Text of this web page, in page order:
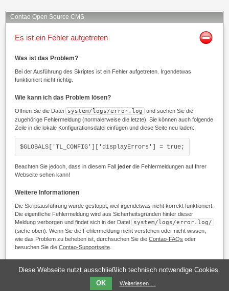
Kostenlose Beratung
Angebot per E-Mail
Diese Webseite nutzt ausschließlich technisch notwendige Cookies.
OK
Weiterlesen …
Contao Open Source CMS
Es ist ein Fehler aufgetreten
Was ist das Problem?
Bei der Ausführung des Skriptes ist ein Fehler aufgetreten. Irgendetwas
funktioniert nicht richtig.
Wie kann ich das Problem lösen?
Öffnen Sie die Datei system/logs/error.log
und suchen Sie die
zugehörige Fehlermeldung (normalerweise die letzte). Sie können auch folgende
Zeile in die lokale Konfigurationsdatei einfügen und diese Seite neu laden:
$GLOBALS['TL_CONFIG']['displayErrors'] = true;
Beachten Sie jedoch, dass in diesem Fall jeder die Fehlermeldungen auf Ihrer
Webseite sehen kann!
Weitere Informationen
Die Skriptausführung wurde gestoppt, weil irgendetwas nicht korrekt funktioniert.
Die eigentliche Fehlermeldung wird aus Sicherheitsgründen hinter dieser
Meldung verborgen und findet sich in der Datei
system/logs/error.log/
(siehe oben). Wenn Sie die Fehlermeldung nicht verstehen oder nicht wissen,
wie das Problem zu beheben ist, durchsuchen Sie die Contao-FAQs oder
besuchen Sie die Contao-Supportseite
Legen Sie ein Template namenstemplates/be_error.html5
anzupassen.